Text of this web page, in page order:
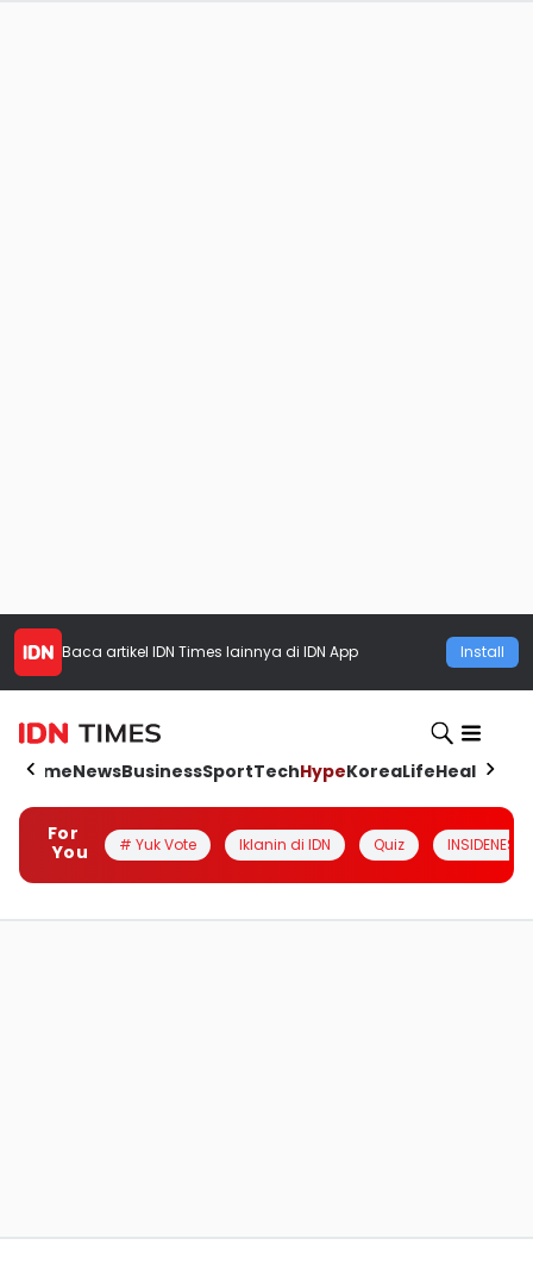
Baca artikel IDN Times lainnya di IDN App Install
HomeNewsBusinessSportTechHypeKoreaLifeHealth
For
You
# Yuk Vote Iklanin di IDN Quiz INSIDENESIA